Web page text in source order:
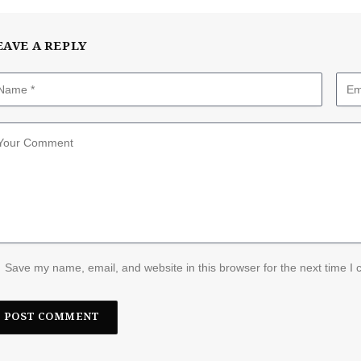
A REPLY
Save my name, email, and website in this browser for the next time I